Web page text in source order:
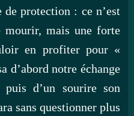
de protection : ce n’est
mourir, mais une forte
en profiter pour «
d’abord notre échange
puis d’un sourire son
sans questionner plus